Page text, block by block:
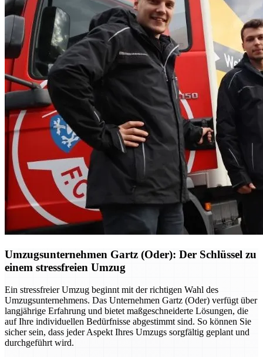
Umzugsunternehmen Gartz (Oder): Der Schlüssel zu
einem stressfreien Umzug
Ein stressfreier Umzug beginnt mit der richtigen Wahl des
Umzugsunternehmens. Das Unternehmen Gartz (Oder) verfügt über
langjährige Erfahrung und bietet maßgeschneiderte Lösungen, die
auf Ihre individuellen Bedürfnisse abgestimmt sind. So können Sie
sicher sein, dass jeder Aspekt Ihres Umzugs sorgfältig geplant und
durchgeführt wird.